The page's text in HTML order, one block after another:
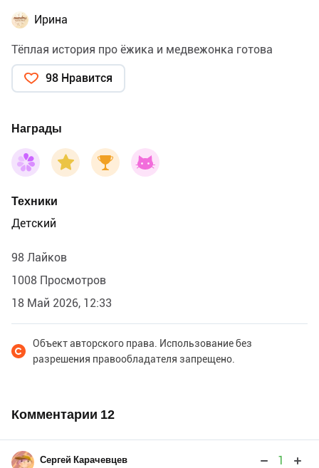
Ирина
Тёплая история про ёжика и медвежонка готова
98 Нравится
Награды
Техники
Детский
98 Лайков
1008 Просмотров
18 Май 2026, 12:33
Объект авторского права. Использование без
разрешения правообладателя запрещено.
Комментарии 12
Сергей Карачевцев 1